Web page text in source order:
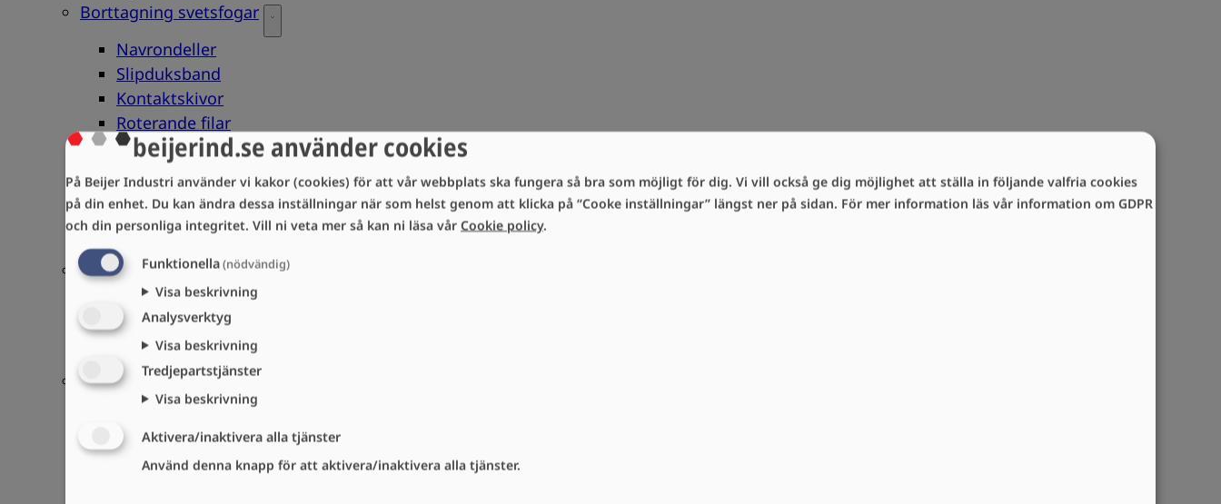
Borttagning svetsfogar
Navrondeller
Slipduksband
Kontaktskivor
Roterande filar
Slipdukshylsor
Slipdukskoner
Polernylonrondeller
Polernylonband
Maskiner
Dressning
Dressrullar
Skärpdiamanter
Skärpstavar
Grovslipning
Grovslipskivor
Grovslipskålar
beijerind.se använder cookies
På Beijer Industri använder vi kakor (cookies) för att vår webbplats ska fungera så bra som möjligt för dig. Vi vill också ge dig möjlighet att ställa in följande valfria cookies
på din enhet. Du kan ändra dessa inställningar när som helst genom att klicka på “Cooke inställningar” längst ner på sidan. För mer information läs vår information om GDPR
och din personliga integritet. Vill ni veta mer så kan ni läsa vår Cookie policy.
Funktionella(nödvändig)
Visa beskrivning
Analysverktyg
Visa beskrivning
Tredjepartstjänster
Visa beskrivning
Aktivera/inaktivera alla tjänster
Använd denna knapp för att aktivera/inaktivera alla tjänster.